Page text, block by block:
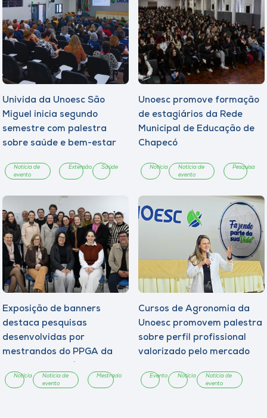
Univida da Unoesc São
Miguel inicia segundo
semestre com palestra
sobre saúde e bem-estar
Notícia de
evento
Extensão Saúde
Unoesc promove formação
de estagiários da Rede
Municipal de Educação de
Chapecó
Notícia
Notícia de
evento
Pesquisa
Exposição de banners
destaca pesquisas
desenvolvidas por
mestrandos do PPGA da
Notícia
Notícia de
evento
Mestrado
Cursos de Agronomia da
Unoesc promovem palestra
sobre perfil profissional
valorizado pelo mercado
Evento Notícia
Notícia de
evento